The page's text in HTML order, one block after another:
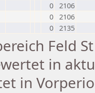
0 2106
0 2106
0 2135
Feld
in
in